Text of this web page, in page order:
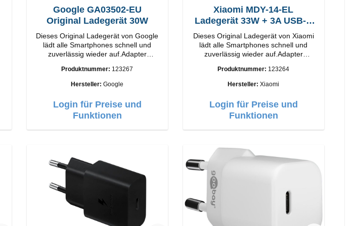
Google GA03502-EU
Original Ladegerät 30W
Dieses Original Ladegerät von Google
lädt alle Smartphones schnell und
zuverlässig wieder auf.Adapter
Verarbeitung Anschlüsse: USB-C
Output: 30W Farbe: Weiss
Produktnummer: 123267
Hersteller:Google
Login für Preise und
Funktionen
Xiaomi MDY-14-EL
Ladegerät 33W + 3A USB-C
Kabel
Dieses Original Ladegerät von Xiaomi
lädt alle Smartphones schnell und
zuverlässig wieder auf.Adapter
Verarbeitung Anschlüsse: USB-A
Output: 33W Farbe: Weiss 3A Kabel
Weiss
Produktnummer: 123264
Hersteller:Xiaomi
Login für Preise und
Funktionen